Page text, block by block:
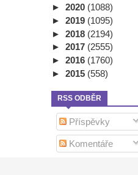
► 2020 (1088)
► 2019 (1095)
► 2018 (2194)
► 2017 (2555)
► 2016 (1760)
► 2015 (558)
RSS ODBĚR
Příspěvky
Komentáře